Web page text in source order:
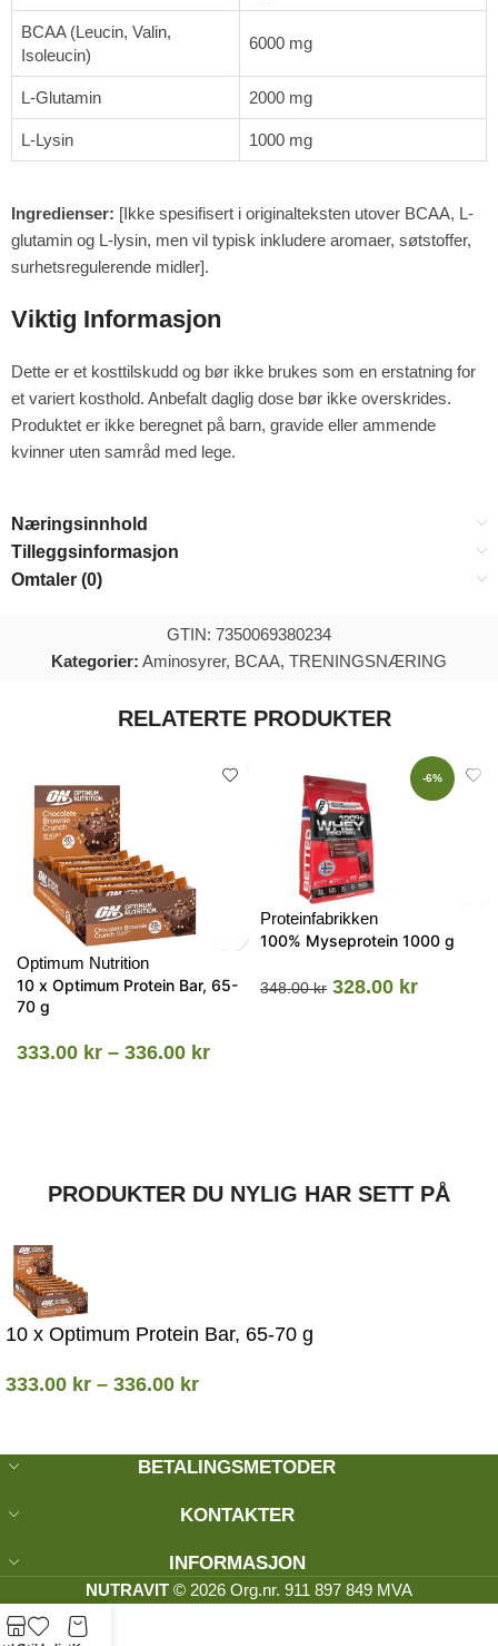
BCAA (Leucin, Valin,
Isoleucin)
6000 mg
L-Glutamin 2000 mg
L-Lysin 1000 mg
Ingredienser: [Ikke spesifisert i originalteksten utover BCAA, L-
glutamin og L-lysin, men vil typisk inkludere aromaer, søtstoffer,
surhetsregulerende midler].
Viktig Informasjon
Dette er et kosttilskudd og bør ikke brukes som en erstatning for
et variert kosthold. Anbefalt daglig dose bør ikke overskrides.
Produktet er ikke beregnet på barn, gravide eller ammende
kvinner uten samråd med lege.
Næringsinnhold
Tilleggsinformasjon
Omtaler (0)
GTIN: 7350069380234
Kategorier: Aminosyrer, BCAA, TRENINGSNÆRING
RELATERTE PRODUKTER
Optimum Nutrition
10 x Optimum Protein Bar, 65-
70 g
333.00 kr – 336.00 kr
-6%
Proteinfabrikken
100% Myseprotein 1000 g
348.00kr 328.00 kr
PRODUKTER DU NYLIG HAR SETT PÅ
10 x Optimum Protein Bar, 65-70 g
333.00 kr – 336.00 kr
BETALINGSMETODER
KONTAKTER
INFORMASJON
NUTRAVIT © 2026 Org.nr. 911 897 849 MVA